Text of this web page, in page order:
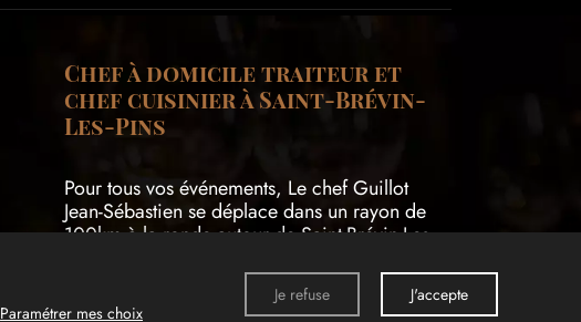
Chef à domicile traiteur et
chef cuisinier à Saint-Brévin-
Les-Pins
Pour tous vos événements, Le chef Guillot
Jean-Sébastien se déplace dans un rayon de
100km à la ronde autour de Saint-Brévin-Les-
Paramétrer mes choix
Je refuse J'accepte